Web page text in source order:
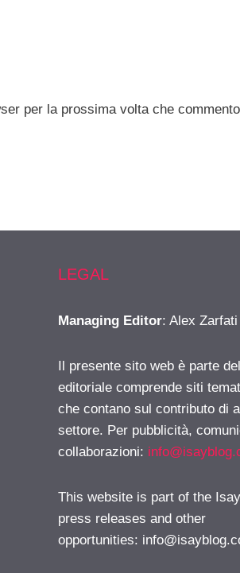
per la prossima volta che
LEGAL
Managing Editor: Alex Zarfati
Il presente sito web è parte
editoriale comprende siti
che contano sul contributo di
settore. Per pubblicità,
collaborazioni:
This website is part of the
press releases and other
opportunities: